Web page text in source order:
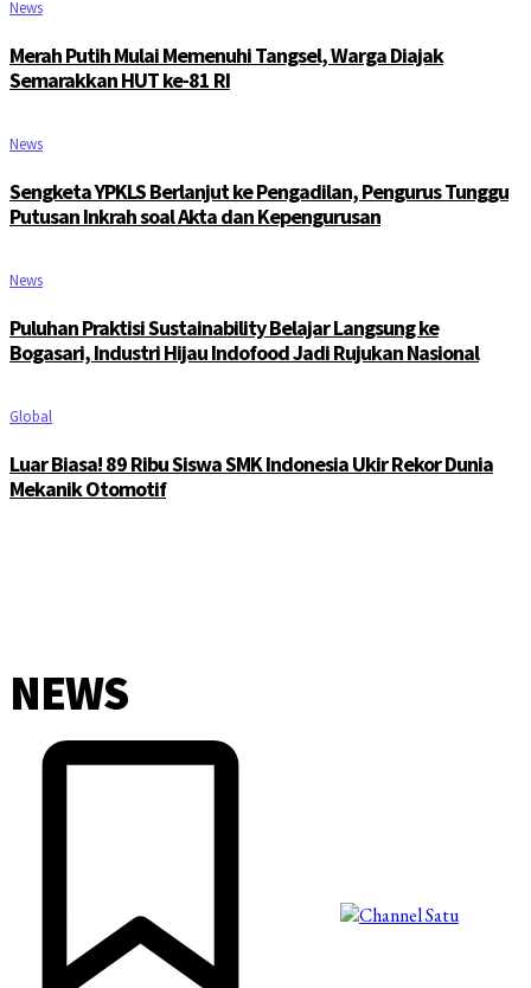
News
Merah Putih Mulai Memenuhi Tangsel, Warga Diajak
Semarakkan HUT ke-81 RI
News
Sengketa YPKLS Berlanjut ke Pengadilan, Pengurus Tunggu
Putusan Inkrah soal Akta dan Kepengurusan
News
Puluhan Praktisi Sustainability Belajar Langsung ke
Bogasari, Industri Hijau Indofood Jadi Rujukan Nasional
Global
Luar Biasa! 89 Ribu Siswa SMK Indonesia Ukir Rekor Dunia
Mekanik Otomotif
NEWS